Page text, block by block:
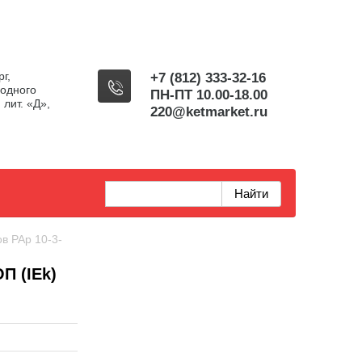
+7 (812) 333-32-16
ПН-ПТ 10.00-18.00
220@ketmarket.ru
«Д»,
РАр 10-3-
(IEk)